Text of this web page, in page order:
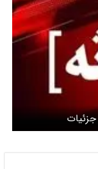
جزئیات